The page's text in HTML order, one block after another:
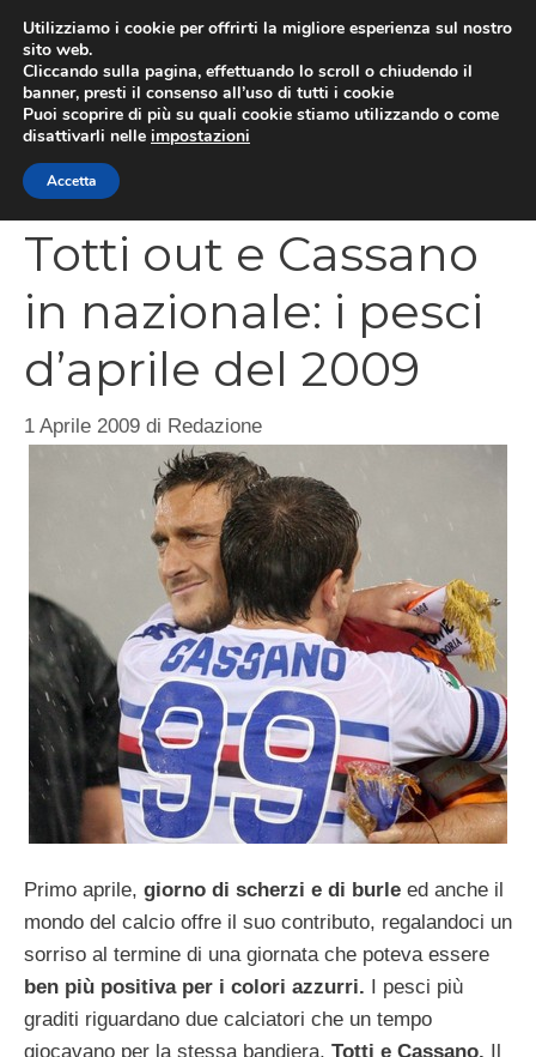
contenuto
Totti out e Cassano
in nazionale: i pesci
d’aprile del 2009
1 Aprile 2009 di Redazione
Primo aprile, giorno di scherzi e di burle ed anche il
mondo del calcio offre il suo contributo, regalandoci un
sorriso al termine di una giornata che poteva essere
ben più positiva per i colori azzurri. I pesci più
graditi riguardano due calciatori che un tempo
giocavano per la stessa bandiera, Totti e Cassano. Il
Utilizziamo i cookie per offrirti la migliore esperienza sul nostro
sito web.
Cliccando sulla pagina, effettuando lo scroll o chiudendo il
banner, presti il consenso all’uso di tutti i cookie
Puoi scoprire di più su quali cookie stiamo utilizzando o come
disattivarli nelle impostazioni
Accetta